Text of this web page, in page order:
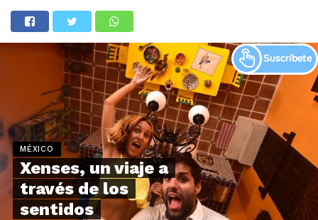
MÉXICO
Xenses, un viaje a
través de los
sentidos